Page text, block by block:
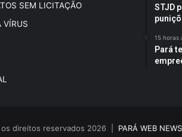
SEM LICITAÇÃO
VÍRUS
STJD
15 horas
Pará
direitos reservados 2026 | PARÁ WEB NEWS